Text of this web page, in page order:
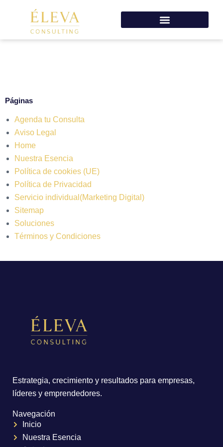
Páginas
Agenda tu Consulta
Aviso Legal
Home
Nuestra Esencia
Política de cookies (UE)
Política de Privacidad
Servicio individual(Marketing Digital)
Sitemap
Soluciones
Términos y Condiciones
Estrategia, crecimiento y resultados para empresas,
líderes y emprendedores.
Navegación
Inicio
Nuestra Esencia